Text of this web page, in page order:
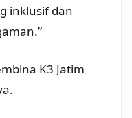
inklusif dan
K3 Jatim